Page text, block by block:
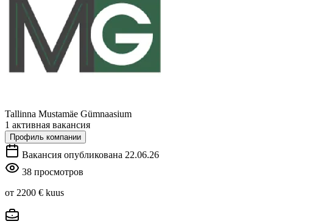
Tallinna Mustamäe Gümnaasium
1 активная вакансия
Профиль компании
Вакансия опубликована 22.06.26
38 просмотров
от 2200 € kuus